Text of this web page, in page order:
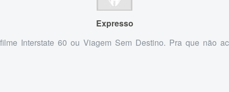
Expresso
Interstate 60 ou Viagem Sem Destino. Pra que não